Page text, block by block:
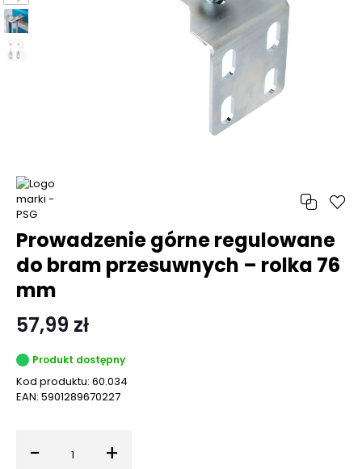
Prowadzenie górne regulowane
do bram przesuwnych – rolka 76
mm
57,99 zł
Produkt dostępny
Kod produktu: 60.034
EAN: 5901289670227
- Ilość +